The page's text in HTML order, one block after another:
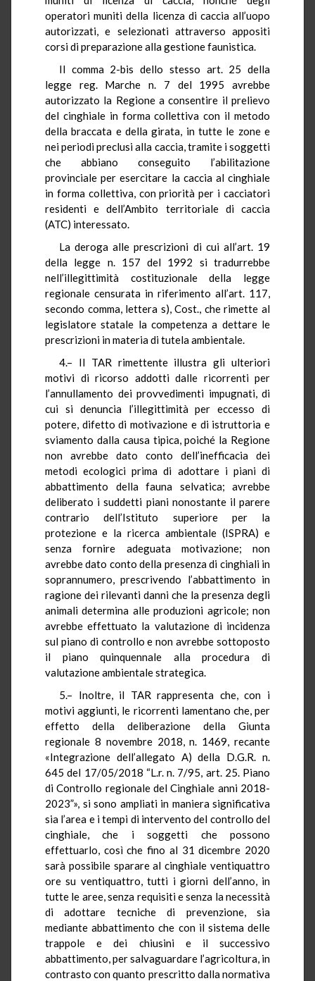
operatori muniti della licenza di caccia all’uopo
autorizzati, e selezionati attraverso appositi
corsi di preparazione alla gestione faunistica.
Il comma 2-bis dello stesso art. 25 della
legge reg. Marche n. 7 del 1995 avrebbe
autorizzato la Regione a consentire il prelievo
del cinghiale in forma collettiva con il metodo
della braccata e della girata, in tutte le zone e
nei periodi preclusi alla caccia, tramite i soggetti
che abbiano conseguito l’abilitazione
provinciale per esercitare la caccia al cinghiale
in forma collettiva, con priorità per i cacciatori
residenti e dell’Ambito territoriale di caccia
(ATC) interessato.
La deroga alle prescrizioni di cui all’art. 19
della legge n. 157 del 1992 si tradurrebbe
nell’illegittimità costituzionale della legge
regionale censurata in riferimento all’art. 117,
secondo comma, lettera s), Cost., che rimette al
legislatore statale la competenza a dettare le
prescrizioni in materia di tutela ambientale.
4.– Il TAR rimettente illustra gli ulteriori
motivi di ricorso addotti dalle ricorrenti per
l’annullamento dei provvedimenti impugnati, di
cui si denuncia l’illegittimità per eccesso di
potere, difetto di motivazione e di istruttoria e
sviamento dalla causa tipica, poiché la Regione
non avrebbe dato conto dell’inefficacia dei
metodi ecologici prima di adottare i piani di
abbattimento della fauna selvatica; avrebbe
deliberato i suddetti piani nonostante il parere
contrario dell’Istituto superiore per la
protezione e la ricerca ambientale (ISPRA) e
senza fornire adeguata motivazione; non
avrebbe dato conto della presenza di cinghiali in
soprannumero, prescrivendo l’abbattimento in
ragione dei rilevanti danni che la presenza degli
animali determina alle produzioni agricole; non
avrebbe effettuato la valutazione di incidenza
sul piano di controllo e non avrebbe sottoposto
il piano quinquennale alla procedura di
valutazione ambientale strategica.
5.– Inoltre, il TAR rappresenta che, con i
motivi aggiunti, le ricorrenti lamentano che, per
effetto della deliberazione della Giunta
regionale 8 novembre 2018, n. 1469, recante
«Integrazione dell’allegato A) della D.G.R. n.
645 del 17/05/2018 “L.r. n. 7/95, art. 25. Piano
di Controllo regionale del Cinghiale anni 2018-
2023”», si sono ampliati in maniera significativa
sia l’area e i tempi di intervento del controllo del
cinghiale, che i soggetti che possono
effettuarlo, così che fino al 31 dicembre 2020
sarà possibile sparare al cinghiale ventiquattro
ore su ventiquattro, tutti i giorni dell’anno, in
tutte le aree, senza requisiti e senza la necessità
di adottare tecniche di prevenzione, sia
mediante abbattimento che con il sistema delle
trappole e dei chiusini e il successivo
abbattimento, per salvaguardare l’agricoltura, in
contrasto con quanto prescritto dalla normativa